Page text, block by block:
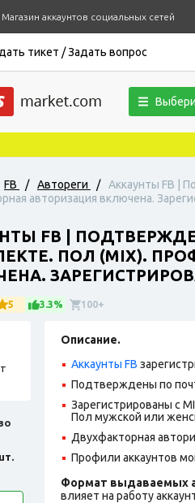
аккаунтов социальных сетей
тикет / Задать вопрос
FB / Автореги /
Аккаунты FB |
авторизация включена.
FB |
ПОЛ (MIX).
5 3.3% 100+
Описание.
Аккаунты FB
Подтверждены по
Зарегистрированы с
Пол мужской или
Двухфакторная
Профили аккаунтов
Формат выдаваемых
влияет на работу